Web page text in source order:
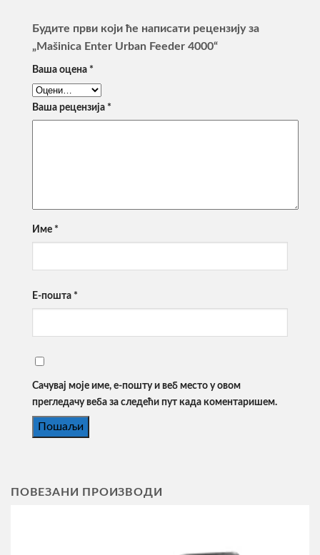
Будите први који ће написати рецензију за
„Mašinica Enter Urban Feeder 4000“
Ваша оцена *
Ваша рецензија *
Име *
Е-пошта *
Сачувај моје име, е-пошту и веб место у овом
прегледачу веба за следећи пут када коментаришем.
ПОВЕЗАНИ ПРОИЗВОДИ